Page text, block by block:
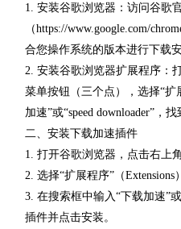
1. 安装谷歌浏览器：访问谷歌
（https://www.google.com/
合您操作系统的版本进行下载安
2. 安装谷歌浏览器扩展程序：
菜单按钮（三个点），选择“扩
加速”或“speed downloader”，
二、安装下载加速插件
1. 打开谷歌浏览器，点击右上
2. 选择“扩展程序”（Extensions
3. 在搜索框中输入“下载加速”
插件并点击安装。